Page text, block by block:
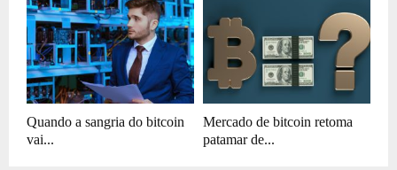
Quando a sangria do bitcoin
vai...
Mercado de bitcoin retoma
patamar de...